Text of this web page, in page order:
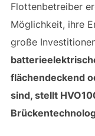
Flottenbetreiber
Möglichkeit, ihre
große
flächendeckend
sind, stellt